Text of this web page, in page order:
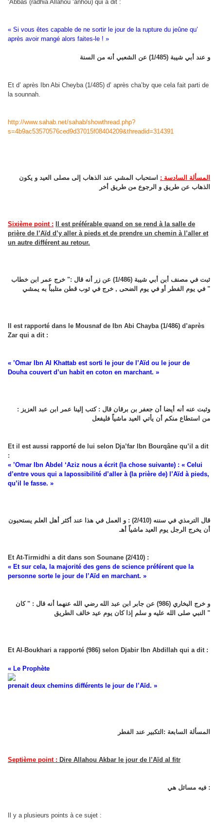
‘Abbas (radhia Allahou ‘anhou) qui a dit :
« Si vous êtes capable de ne sortir le jour de la rupture du jeûne qu’
après avoir mangé alors faites-le ! »
و عند أبي شيبة (1/485) عن الشعبي أنه من السنة
Et d’ après Ibn Abi Cheyba (1/485) d’ après cha’by que cela fait parti de
la sounnah.
http://www.sahab.net/sahab/showthread.php?
s=4b9ac53570576ced9d37015f08404209&threadid=314391
المسألة السادسة : استحباب المشي عند الذهاب إلى مصلى العيد و يكون
الذهاب عن طريق و الرجوع من طريق أخر
Sixième point :
Il est préférable quand on se rend à la salle de
prière de l’Aïd d’y aller à pieds et de prendre un chemin à l’aller et
un autre différent au retour.
ثبت في مصنف أبن أبي شيبة (1/486) عن زر أنه قال :" خرج عمر ابن خطاب
في يوم الفطر أو في يوم الضحى , خرج في ثوب قطن متلبباً به يمشي "
Il est rapporté dans le Mousnaf de Ibn Abi Chayba (1/486) d’après
Zar qui a dit :
« ’Omar Ibn Al Khattab est sorti le jour de l’Aïd ou le jour de
Douha couvert d’un habit en coton en marchant. »
وثبت عنه أنه أيضا أن جعفر بن برقان قال : كتب إلينا عمر ابن عبد العزيز :
من استطاع منكم أن يأتي العيد ماشياً فليفعل
Et il est aussi rapporté de lui selon Dja’far Ibn Bourqâne qu’il a dit
:
« ’Omar Ibn Abdel ‘Aziz nous a écrit (la chose suivante) : « Celui
d’entre vous qui a lapossibilité d’aller à (la prière de) l’Aïd à pieds,
qu’il le fasse. »
قال الترمذي في سننه (2/410) : و العمل في هذا عند أكثر أهل العلم يستحبون
أن يخرج الرجل يوم العيد ماشياً أهـ
Et At-Tirmidhi a dit dans son Sounane (2/410) :
« Et sur cela, la majorité des gens de science préférent que la
personne sorte le jour de l’Aïd en marchant. »
و خرج البخاري (986) عن جابر ابن عبد الله رضي الله عنهما أنه قال : " كان
النبي صلى الله عليه و سلم إذا كان يوم عيد خالف الطريق "
Et Al-Boukhari a rapporté (986) selon Djabir Ibn Abdillah qui a dit :
« Le Prophète
prenait deux chemins différents le jour de l’Aïd. »
المسألة السابعة :التكبير عند الفطر
Septième point : Dire Allahou Akbar le jour de l’Aïd al fitr
فيه مسائل هي :
Il y a plusieurs points à ce sujet :